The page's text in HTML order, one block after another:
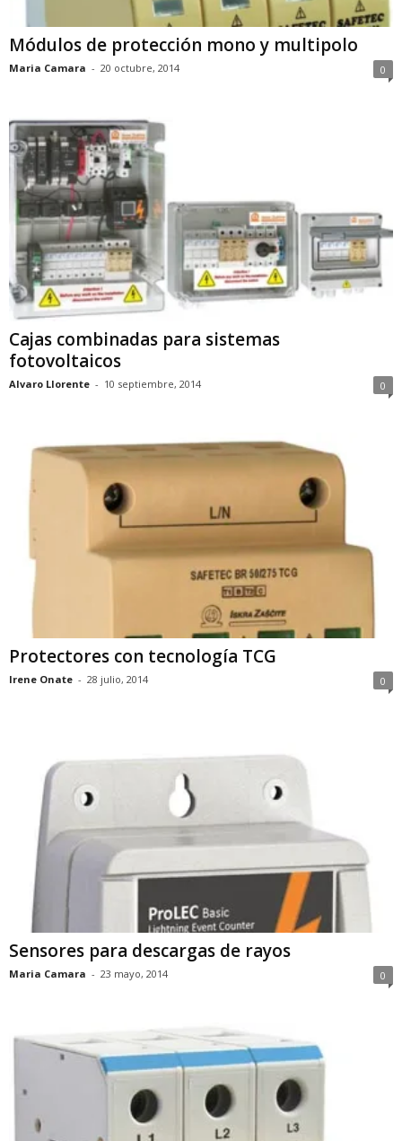
Módulos de protección mono y multipolo
Maria Camara - 20 octubre, 2014 0
Cajas combinadas para sistemas
fotovoltaicos
Alvaro Llorente - 10 septiembre, 2014 0
Protectores con tecnología TCG
Irene Onate - 28 julio, 2014 0
Sensores para descargas de rayos
Maria Camara - 23 mayo, 2014 0